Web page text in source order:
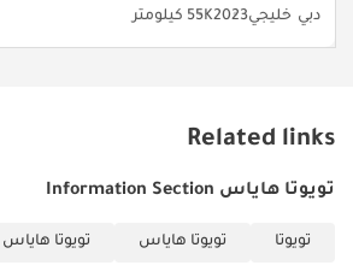
دبي خليجي202355K كيلومتر
Related links
تويوتا هاياس Information Section
تويوتا تويوتا هاياس تويوتا هاياس 3.5L GLS